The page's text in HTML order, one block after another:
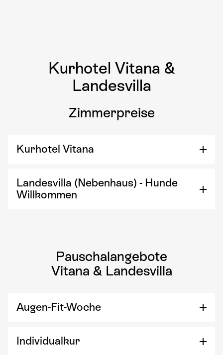
Kurhotel Vitana &
Landesvilla
Zimmerpreise
Kurhotel Vitana
Landesvilla (Nebenhaus) - Hunde
Willkommen
Pauschalangebote
Vitana & Landesvilla
Augen-Fit-Woche
Individualkur